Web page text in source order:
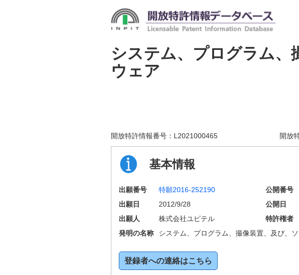
システム、プログラム、
ウェア
開放特許情報番号： L2021000465 開放
基本情報
出願番号 特願2016-252190 公開番号
出願日
2012/9/28 公開日
出願人
株式会社ユピテル 特許権者
発明の名称
システム、プログラム、撮像装置、及び、
登録者への連絡はこちら